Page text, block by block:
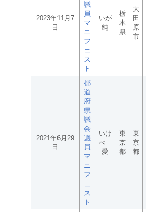
2023年11月7
日
議
員
マ
ニ
フ
ェ
ス
ト
いが
純
栃
木
県
大
田
原
市
2021年6月29
日
都
道
府
県
議
会
議
員
マ
ニ
フ
ェ
ス
ト
いけ
べ
愛
東
京
都
東
京
都